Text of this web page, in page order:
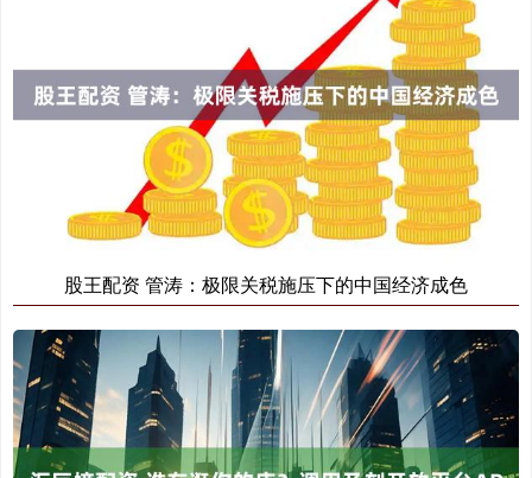
股王配资 管涛：极限关税施压下的中国经济成色